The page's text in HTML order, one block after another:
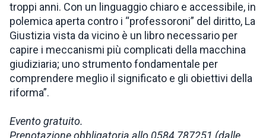
troppi anni. Con un linguaggio chiaro e accessibile, in
polemica aperta contro i “professoroni” del diritto, La
Giustizia vista da vicino è un libro necessario per
capire i meccanismi più complicati della macchina
giudiziaria; uno strumento fondamentale per
comprendere meglio il significato e gli obiettivi della
riforma”.
Evento gratuito.
Prenotazione obbligatoria allo 0584 787251 (dalle